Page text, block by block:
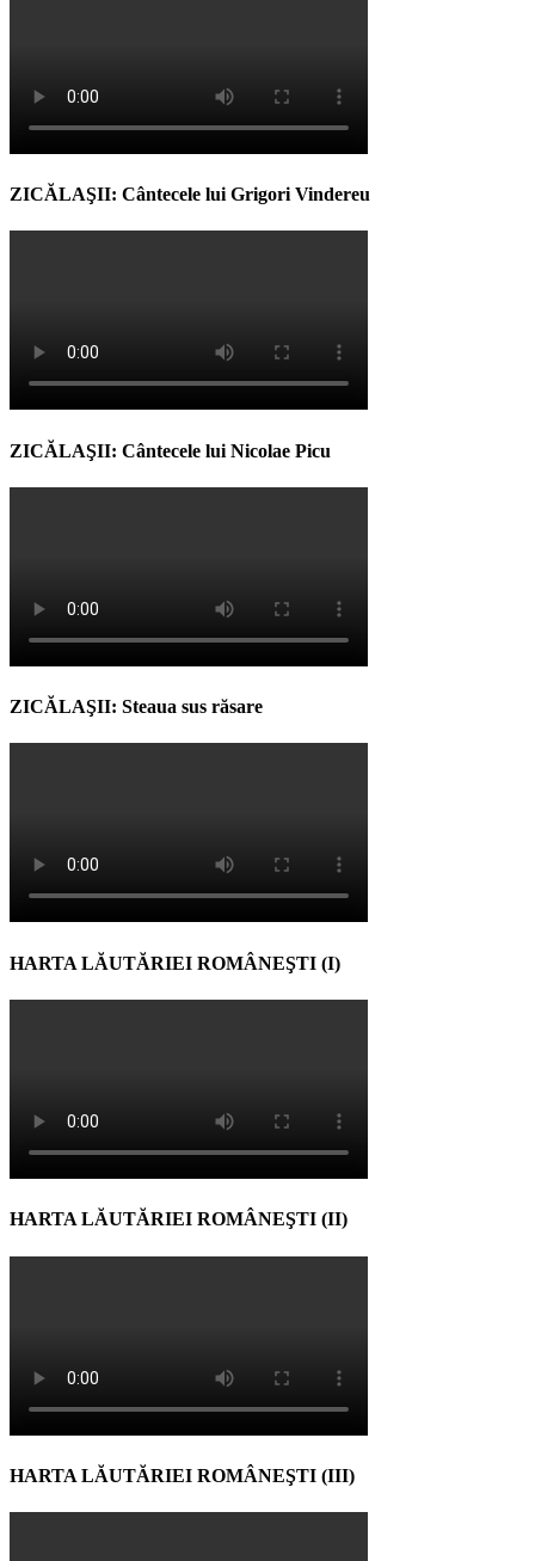
ZICĂLAŞII: Cântecele lui Grigori Vindereu
ZICĂLAŞII: Cântecele lui Nicolae Picu
ZICĂLAŞII: Steaua sus răsare
HARTA LĂUTĂRIEI ROMÂNEŞTI (I)
HARTA LĂUTĂRIEI ROMÂNEŞTI (II)
HARTA LĂUTĂRIEI ROMÂNEŞTI (III)